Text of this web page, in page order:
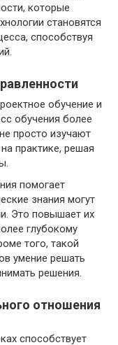
которые
становятся
способствуя
обучение и
обучения более
просто изучают
практике, решая
помогает
знания могут
Это повышает их
глубокому
того, такой
умение решать
решения.
отношения
способствует